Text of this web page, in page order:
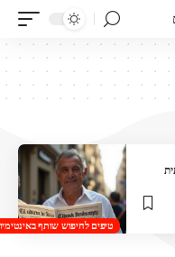
טיפים לחיפוש שותף באינטימיות